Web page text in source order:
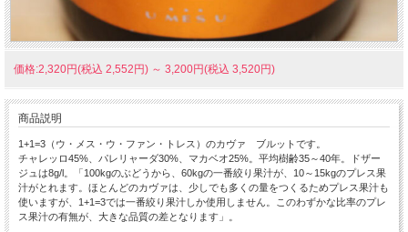
価格:2,320円(税込 2,552円) ～ 3,200円(税込 3,520円)
商品説明
1+1=3（ウ・メス・ウ・ファン・トレス）のカヴァ ブルットです。
チャレッロ45%、パレリャーダ30%、マカベオ25%。平均樹齢35～40年。ドザー
ジュは8g/l。「100kgのぶどうから、60kgの一番絞り果汁が、10～15kgのプレス果
汁がとれます。ほとんどのカヴァは、少しでも多くの量をつくるためプレス果汁も
使いますが、1+1=3では一番絞り果汁しか使用しません。このわずかな比率のプレ
ス果汁の有無が、大きな品質の差となります」。